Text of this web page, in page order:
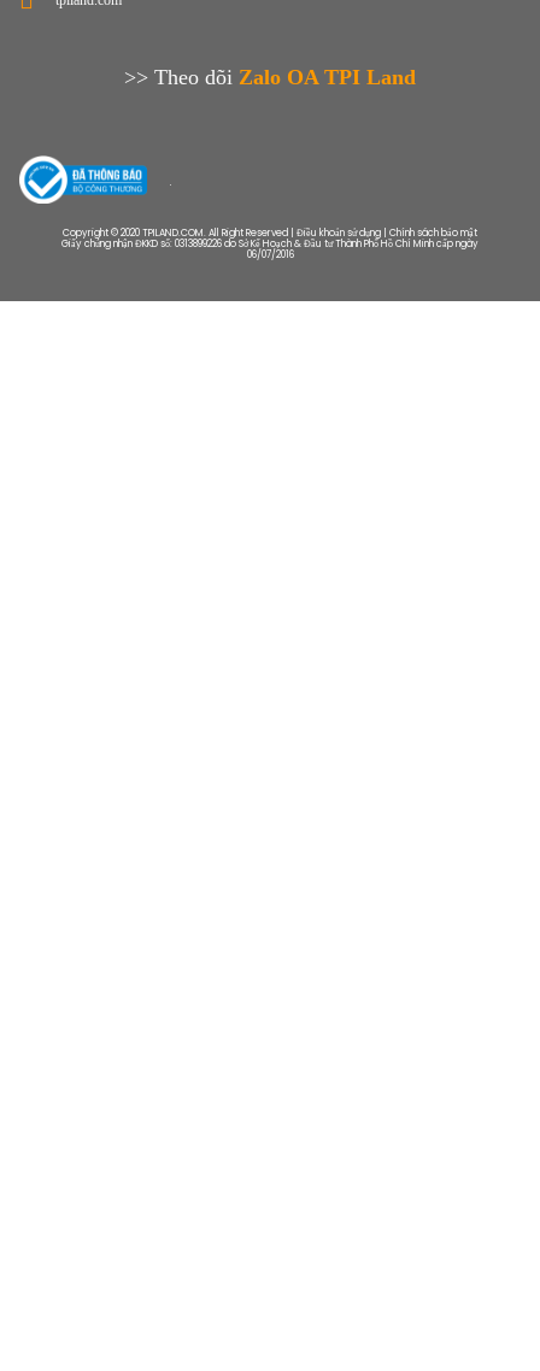
>> Theo dõi Zalo OA TPI Land
Copyright © 2020 TPILAND.COM. All Right Reserved | Điều khoản sử dụng | Chính sách bảo mật
Giấy chứng nhận ĐKKD số: 0313899226 do Sở Kế Hoạch & Đầu tư Thành Phố Hồ Chí Minh cấp ngày
06/07/2016